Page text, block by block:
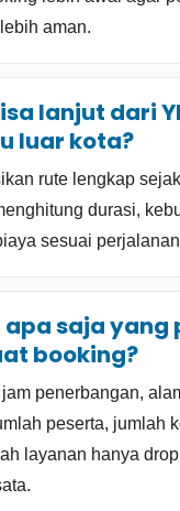
aman.
lanjut dari
luar kota?
rute lengkap
durasi,
sesuai
saja yang
booking?
penerbangan,
peserta, jumlah
layanan hanya